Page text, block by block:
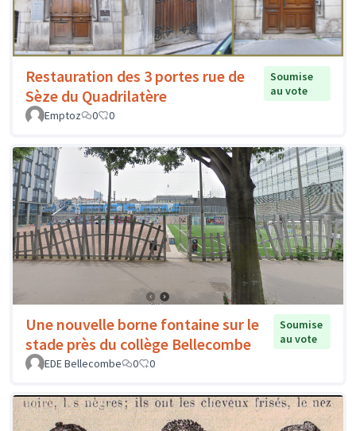
Restauration des 3 portes rue de
Sèze du Quadrilatère
Soumise
au vote
Emptoz
0 0
Une nouvelle borne fontaine sur le
stade près du collège Bellecombe
Soumise
au vote
EDE Bellecombe
0 0